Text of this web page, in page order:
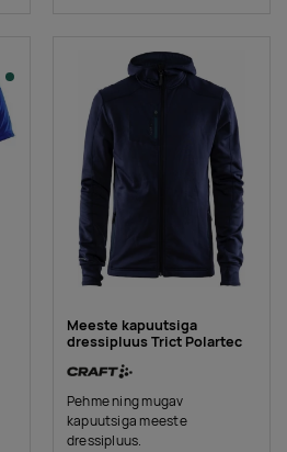
Meeste kapuutsiga
dressipluus Trict Polartec
Pehme ning mugav
kapuutsiga meeste
dressipluus.